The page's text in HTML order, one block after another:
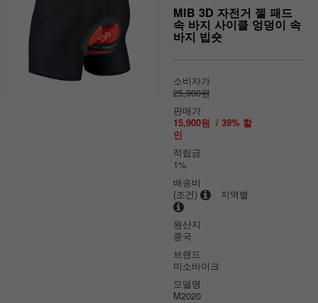
MIB 3D 자전거 젤 패드
속 바지 사이클 엉덩이 속
바지 빕숏
소비자가
25,900원
판매가
15,900원 / 39% 할
인
적립금
1%
배송비
(조건)
지역별
원산지
중국
브랜드
미소바이크
모델명
M2020